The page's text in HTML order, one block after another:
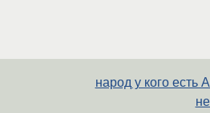
народ у кого есть